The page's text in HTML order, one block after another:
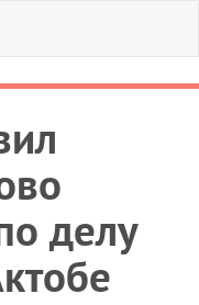
делу